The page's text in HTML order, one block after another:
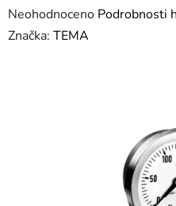
Průměrné
hodnocení
Neohodnoceno Podrobnosti
Značka: TEMA